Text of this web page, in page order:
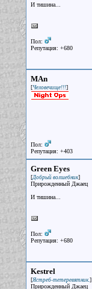
И тишина...
Пол:
Репутация: +680
MAn
[Человечище!!!]
Пол:
Репутация: +403
Green Eyes
[Добрый волшебник]
Прирожденный Джаец
И тишина...
Пол:
Репутация: +680
Kestrel
[Ястреб-тетеревятник.]
Прирожденный Джаец